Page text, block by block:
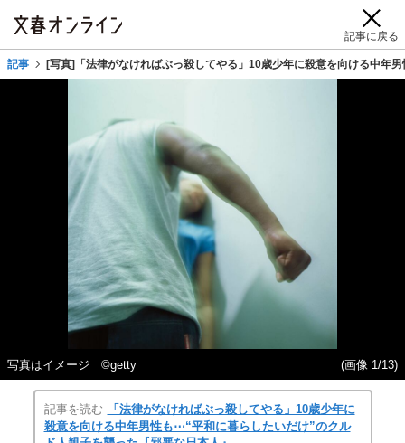
記事に戻る
記事 [写真]「法律がなければぶっ殺してやる」10歳少年に殺意を向ける中年
写真はイメージ ©getty (画像 1/13)
記事を読む
「法律がなければぶっ殺してやる」10歳少年に
殺意を向ける中年男性も⋯“平和に暮らしたいだけ”のクル